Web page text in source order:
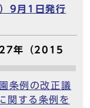
9月1日発行
年（2015
条例の改正議
関する条例を